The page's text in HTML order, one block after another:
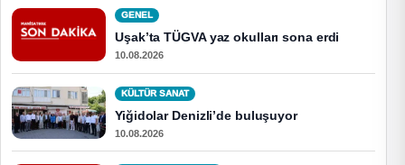
GENEL
Uşak’ta TÜGVA yaz okulları sona erdi
10.08.2026
KÜLTÜR SANAT
Yiğidolar Denizli’de buluşuyor
10.08.2026